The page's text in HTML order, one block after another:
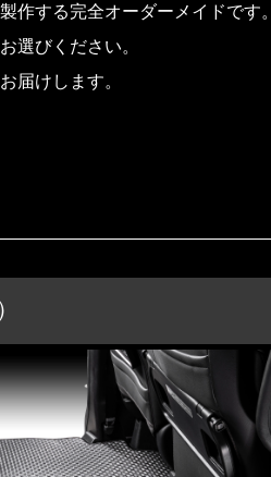
作する完全オーダーメイドです。
選びください。
届けします。